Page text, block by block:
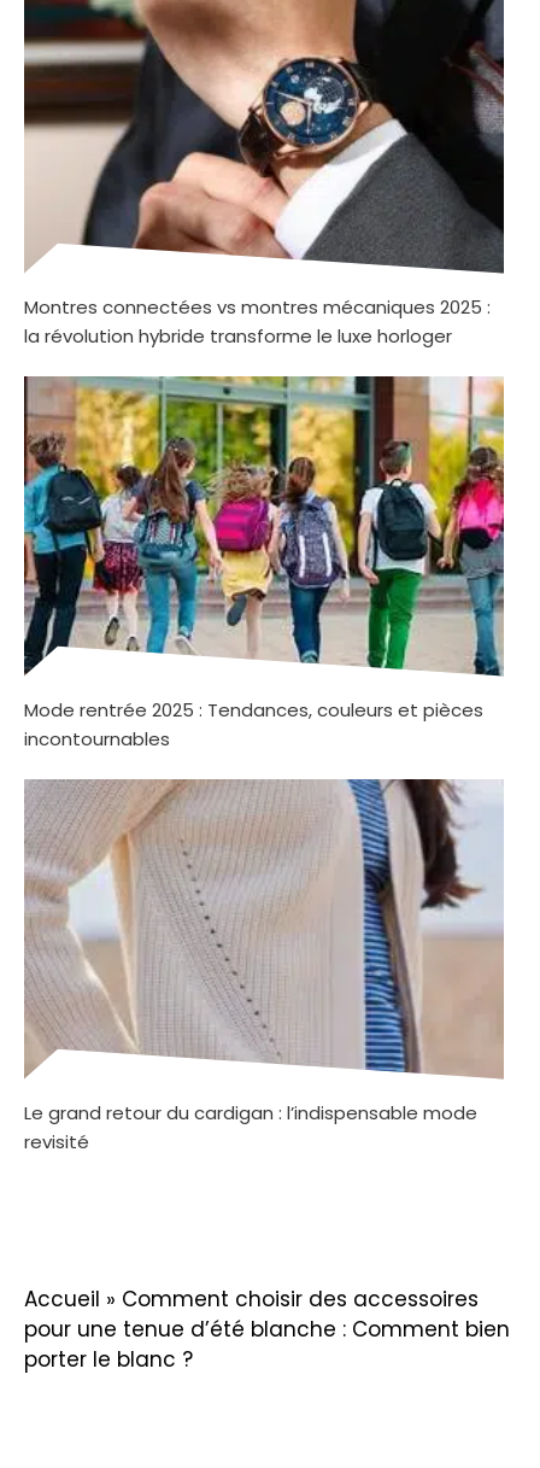
Montres connectées vs montres mécaniques 2025 :
la révolution hybride transforme le luxe horloger
Mode rentrée 2025 : Tendances, couleurs et pièces
incontournables
Le grand retour du cardigan : l’indispensable mode
revisité
Accueil » Comment choisir des accessoires
pour une tenue d’été blanche : Comment bien
porter le blanc ?